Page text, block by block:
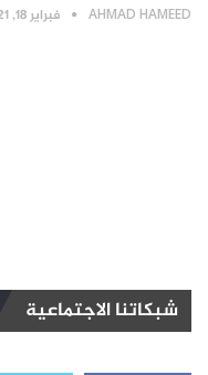
AHMAD HAMEED فبراير 18, 2021
شبكاتنا الاجتماعية